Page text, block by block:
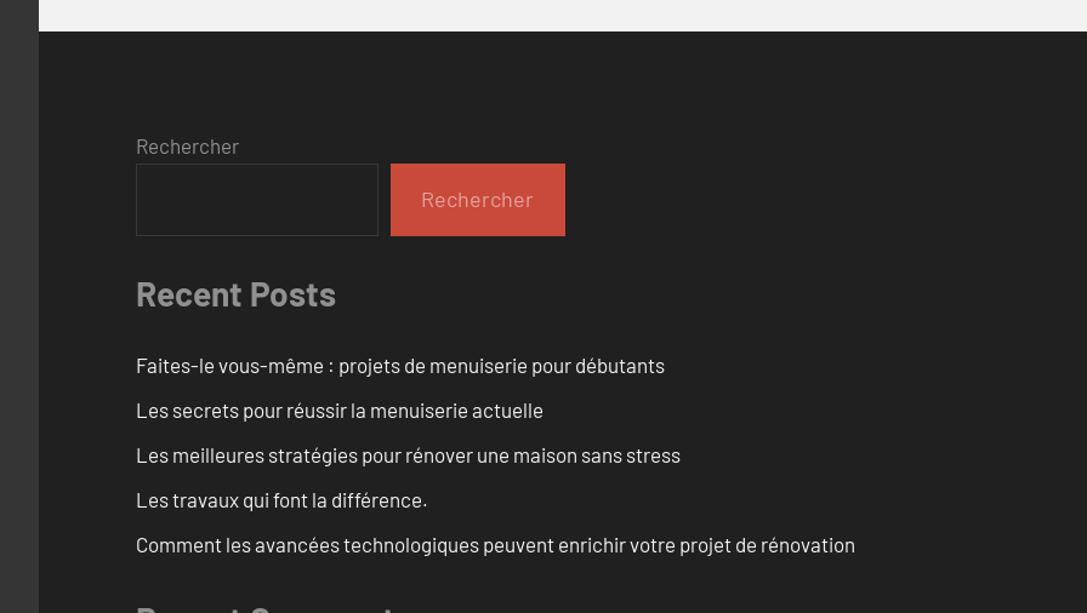
Rechercher
Rechercher
Recent Posts
Faites-le vous-même : projets de menuiserie pour débutants
Les secrets pour réussir la menuiserie actuelle
Les meilleures stratégies pour rénover une maison sans stress
Les travaux qui font la différence.
Comment les avancées technologiques peuvent enrichir votre projet de rénovation